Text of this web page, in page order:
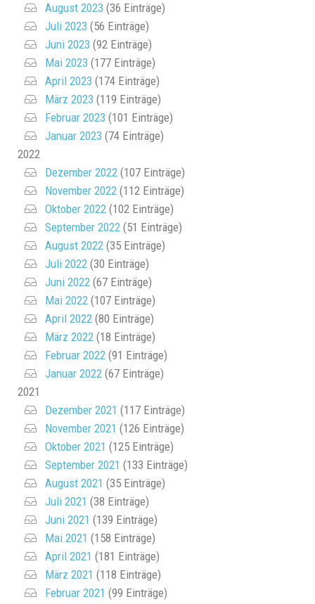
August 2023 (36 Einträge)
Juli 2023 (56 Einträge)
Juni 2023 (92 Einträge)
Mai 2023 (177 Einträge)
April 2023 (174 Einträge)
März 2023 (119 Einträge)
Februar 2023 (101 Einträge)
Januar 2023 (74 Einträge)
2022
Dezember 2022 (107 Einträge)
November 2022 (112 Einträge)
Oktober 2022 (102 Einträge)
September 2022 (51 Einträge)
August 2022 (35 Einträge)
Juli 2022 (30 Einträge)
Juni 2022 (67 Einträge)
Mai 2022 (107 Einträge)
April 2022 (80 Einträge)
März 2022 (18 Einträge)
Februar 2022 (91 Einträge)
Januar 2022 (67 Einträge)
2021
Dezember 2021 (117 Einträge)
November 2021 (126 Einträge)
Oktober 2021 (125 Einträge)
September 2021 (133 Einträge)
August 2021 (35 Einträge)
Juli 2021 (38 Einträge)
Juni 2021 (139 Einträge)
Mai 2021 (158 Einträge)
April 2021 (181 Einträge)
März 2021 (118 Einträge)
Februar 2021 (99 Einträge)